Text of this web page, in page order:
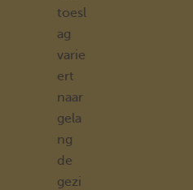
toesl
ag
varie
ert
naar
gela
ng
de
gezi